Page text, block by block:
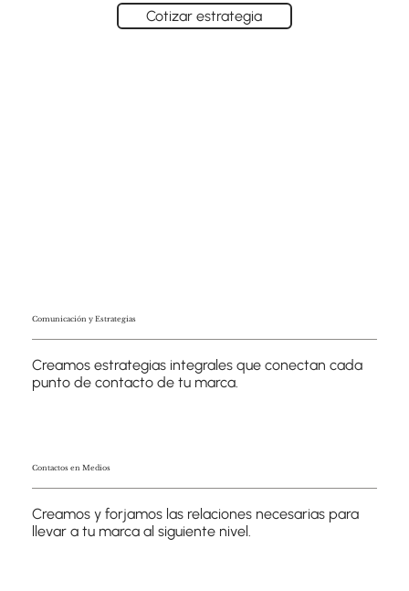
Cotizar estrategia
Comunicación y Estrategias
Creamos estrategias integrales que conectan cada
punto de contacto de tu marca.
Contactos en Medios
Creamos y forjamos las relaciones necesarias para
llevar a tu marca al siguiente nivel.